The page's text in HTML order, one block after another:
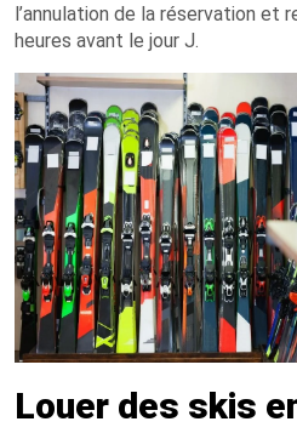
l’annulation de la réservation et
heures avant le jour J.
Louer des skis